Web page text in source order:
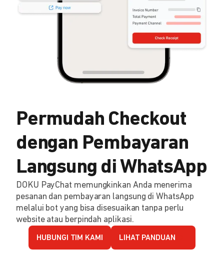
Permudah Checkout
dengan Pembayaran
Langsung di WhatsApp
DOKU PayChat memungkinkan Anda menerima
pesanan dan pembayaran langsung di WhatsApp
melalui bot yang bisa disesuaikan tanpa perlu
website atau berpindah aplikasi.
HUBUNGI TIM KAMI LIHAT PANDUAN